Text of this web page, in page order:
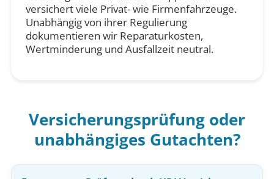
versichert viele Privat- wie Firmenfahrzeuge.
Unabhängig von ihrer Regulierung
dokumentieren wir Reparaturkosten,
Wertminderung und Ausfallzeit neutral.
Versicherungsprüfung oder
unabhängiges Gutachten?